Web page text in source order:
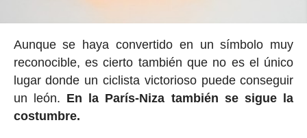
Aunque se haya convertido en un símbolo muy
reconocible, es cierto también que no es el único
lugar donde un ciclista victorioso puede conseguir
un león. En la París-Niza también se sigue la
costumbre.